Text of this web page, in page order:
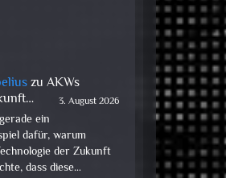
zuAKWs
3. August 2026
ein
dafür, warum
der Zukunft
dass diese…